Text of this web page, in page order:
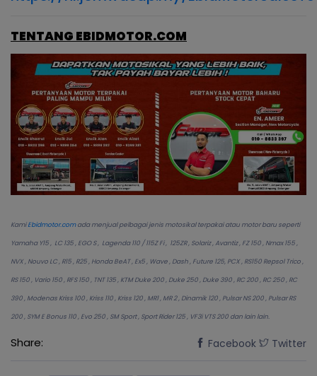
TENTANG EBIDMOTOR.COM
KamiEbidmotor.comada menjual pelbagai jenis motosikal terpakai atau motor baru seperti
Yamaha Y15 , LC 135 , EGO S , Lagenda 110 / 115Z Fi , 125ZR , Solariz , Avantiz , FZ 150 , Nmax 155 ,
NVX , Nouvo LC , R15 , R25 , Honda BeAT , Ex5 , Wave , Dash , Future 125, PCX , RS150 Repsol Trico ,
RS 150 , Vario 150 , RFS 150 , TNT 135 , KTM Duke 200 , Duke 250 , Duke 390 , RC 200 , RC 250 , RC
390 , Modenas Kriss 100 , Kriss 110 , Kriss 120 , MR1 , MR 2 , Dinamik 120 , Pulsar NS 200 , Pulsar RS
200 , SYM E Bonus 110 , Evo 250 , SM Sport , Sport Rider 125 , VF3i VTS 200 dan lain lain.
Share: Facebook Twitter